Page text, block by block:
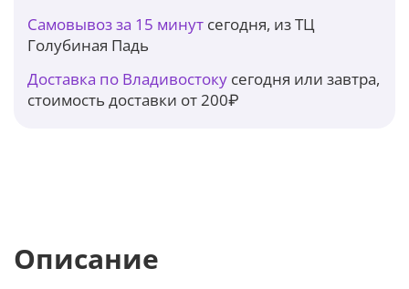
Самовывоз за 15 минут сегодня, из ТЦ
Голубиная Падь
Доставка по Владивостоку сегодня или завтра,
стоимость доставки от 200₽
Описание